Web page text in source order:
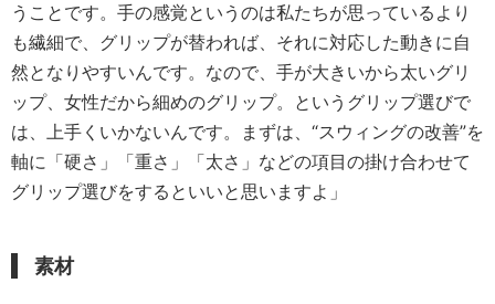
うことです。手の感覚というのは私たちが思っているより
も繊細で、グリップが替われば、それに対応した動きに自
然となりやすいんです。なので、手が大きいから太いグリ
ップ、女性だから細めのグリップ。というグリップ選びで
は、上手くいかないんです。まずは、“スウィングの改善”を
軸に「硬さ」「重さ」「太さ」などの項目の掛け合わせて
グリップ選びをするといいと思いますよ」
素材